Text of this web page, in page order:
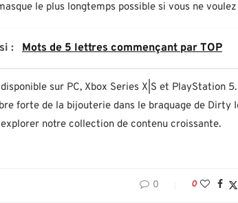
le plus longtemps possible si vous ne voulez
: Mots de 5 lettres commençant par TOP
sur PC, Xbox Series X|S et PlayStation
forte de la bijouterie dans le braquage de Dirty
notre collection de contenu croissante.
0 0